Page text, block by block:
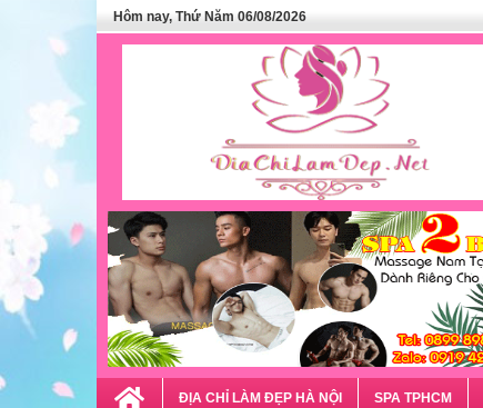
Hôm nay, Thứ Năm 06/08/2026
ĐỊA CHỈ LÀM ĐẸP HÀ NỘI SPA TPHCM